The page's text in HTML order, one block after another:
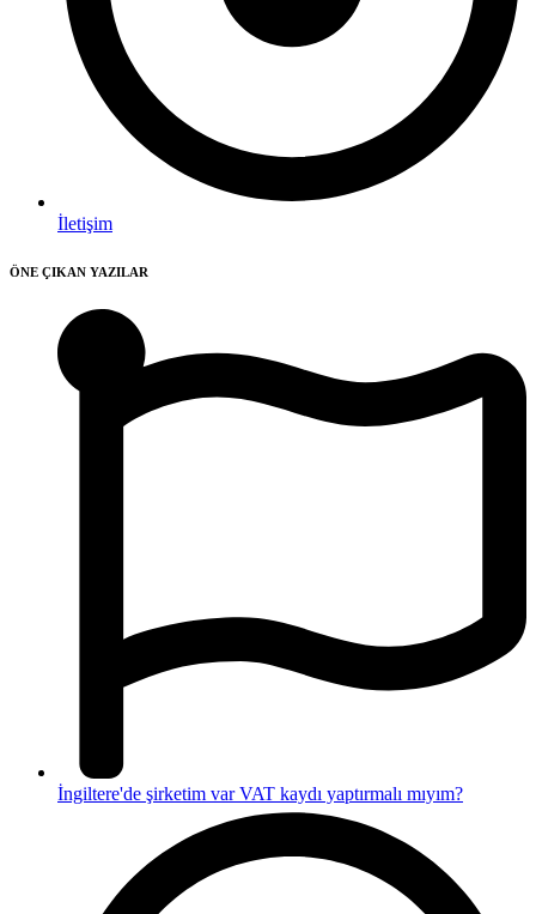
İletişim
ÖNE ÇIKAN YAZILAR
İngiltere'de şirketim var VAT kaydı yaptırmalı mıyım?